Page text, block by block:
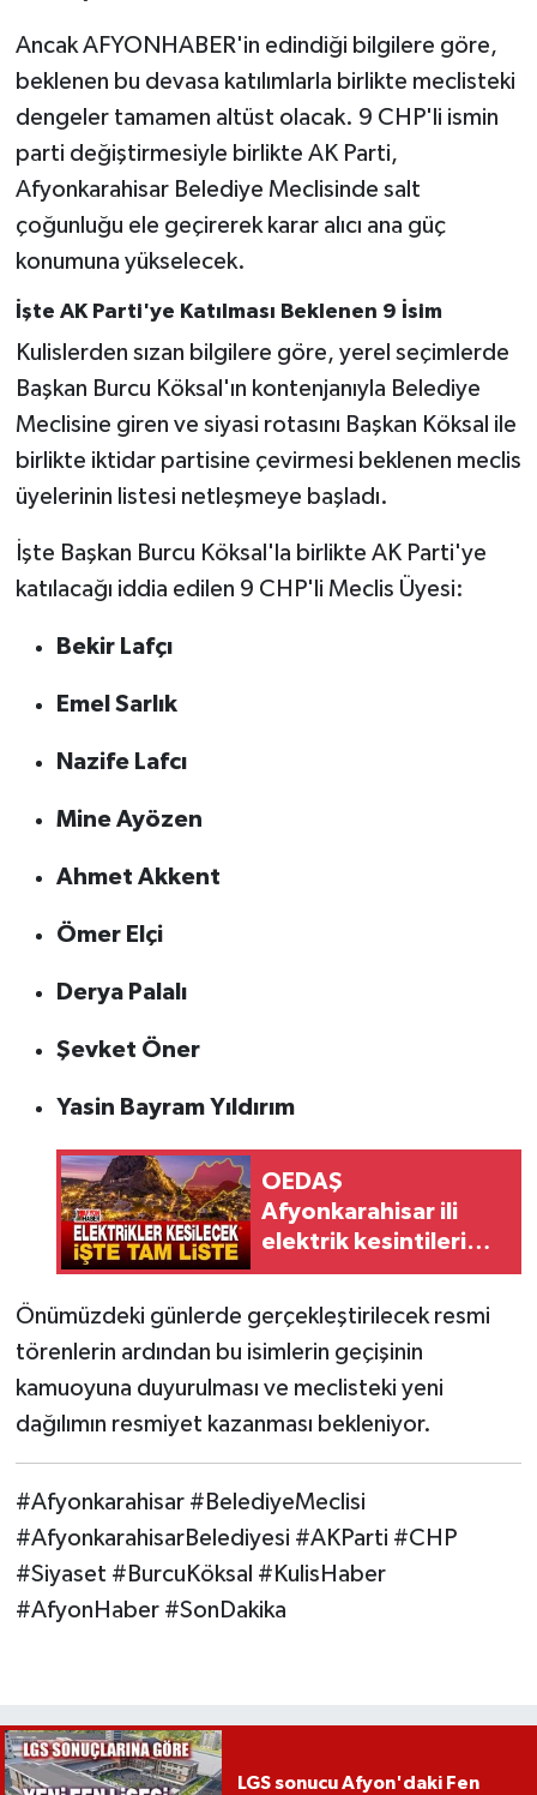
Ancak AFYONHABER'in edindiği bilgilere göre,
beklenen bu devasa katılımlarla birlikte meclisteki
dengeler tamamen altüst olacak. 9 CHP'li ismin
parti değiştirmesiyle birlikte AK Parti,
Afyonkarahisar Belediye Meclisinde salt
çoğunluğu ele geçirerek karar alıcı ana güç
konumuna yükselecek.
İşte AK Parti'ye Katılması Beklenen 9 İsim
Kulislerden sızan bilgilere göre, yerel seçimlerde
Başkan Burcu Köksal'ın kontenjanıyla Belediye
Meclisine giren ve siyasi rotasını Başkan Köksal ile
birlikte iktidar partisine çevirmesi beklenen meclis
üyelerinin listesi netleşmeye başladı.
İşte Başkan Burcu Köksal'la birlikte AK Parti'ye
katılacağı iddia edilen 9 CHP'li Meclis Üyesi:
Bekir Lafçı
Emel Sarlık
Nazife Lafcı
Mine Ayözen
Ahmet Akkent
Ömer Elçi
Derya Palalı
Şevket Öner
Yasin Bayram Yıldırım
OEDAŞ
Afyonkarahisar ili
elektrik kesintileri
duyurusu
Önümüzdeki günlerde gerçekleştirilecek resmi
törenlerin ardından bu isimlerin geçişinin
kamuoyuna duyurulması ve meclisteki yeni
dağılımın resmiyet kazanması bekleniyor.
#Afyonkarahisar #BelediyeMeclisi
#AfyonkarahisarBelediyesi #AKParti #CHP
#Siyaset #BurcuKöksal #KulisHaber
#AfyonHaber #SonDakika
LGS sonucu Afyon'daki Fen